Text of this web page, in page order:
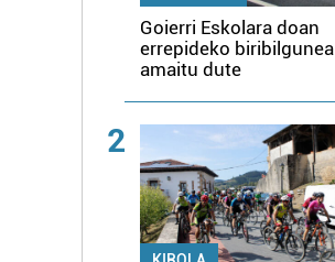
Goierri Eskolara doan
errepideko biribilgunea
amaitu dute
2